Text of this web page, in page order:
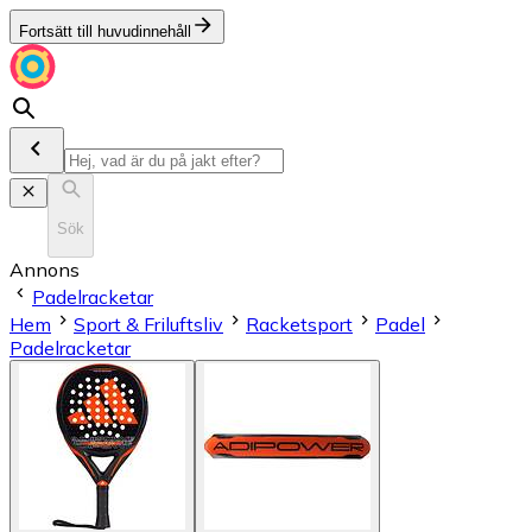
Fortsätt till huvudinnehåll
Sök
Annons
Padelracketar
Hem
Sport & Friluftsliv Racketsport
Padel
Padelracketar